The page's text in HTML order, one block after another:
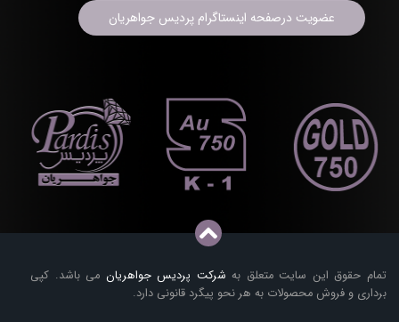
تمام حقوق این سایت متعلق به شرکت پردیس جواهریان می باشد. کپی
برداری و فروش محصولات به هر نحو پیگرد قانونی دارد.
عضویت درصفحه اینستاگرام پردیس جواهریان